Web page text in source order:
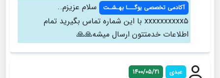
آکادمی تخصصی یوگـــا بهـشـت
سلام عزیزم..
xxxxxxxxxx۵ با این شماره تماس بگیرید تمام
اطلاعات خدمتتون ارسال میشه🙏🙏
عبدی 1400/05/21